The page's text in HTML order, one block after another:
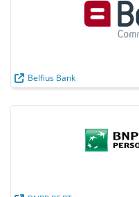
Belfius Bank